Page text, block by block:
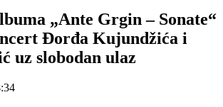
„Ante Grgin – Sonate“
Đorđa Kujundžića i
uz slobodan ulaz